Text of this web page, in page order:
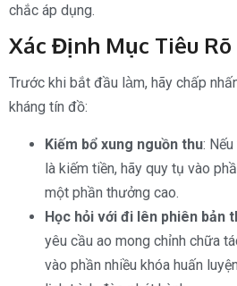
chắc áp dụng.
Xác Định Mục Tiêu Rõ
Trước khi bắt đầu làm, hãy chấp
kháng tín đồ:
Kiếm bổ xung nguồn thu:
là kiếm tiền, hãy quy tụ vào
một phần thưởng cao.
Học hỏi với đi lên phiên bản
yêu cầu ao mong chỉnh chữa
vào phần nhiều khóa huấn